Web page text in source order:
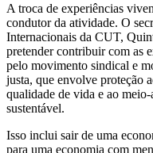
A troca de experiências
condutor da atividade. O
Internacionais da CUT,
pretender contribuir com as
pelo movimento sindical e
justa, que envolve proteção
qualidade de vida e ao
sustentável.
Isso inclui sair de uma
para uma economia com